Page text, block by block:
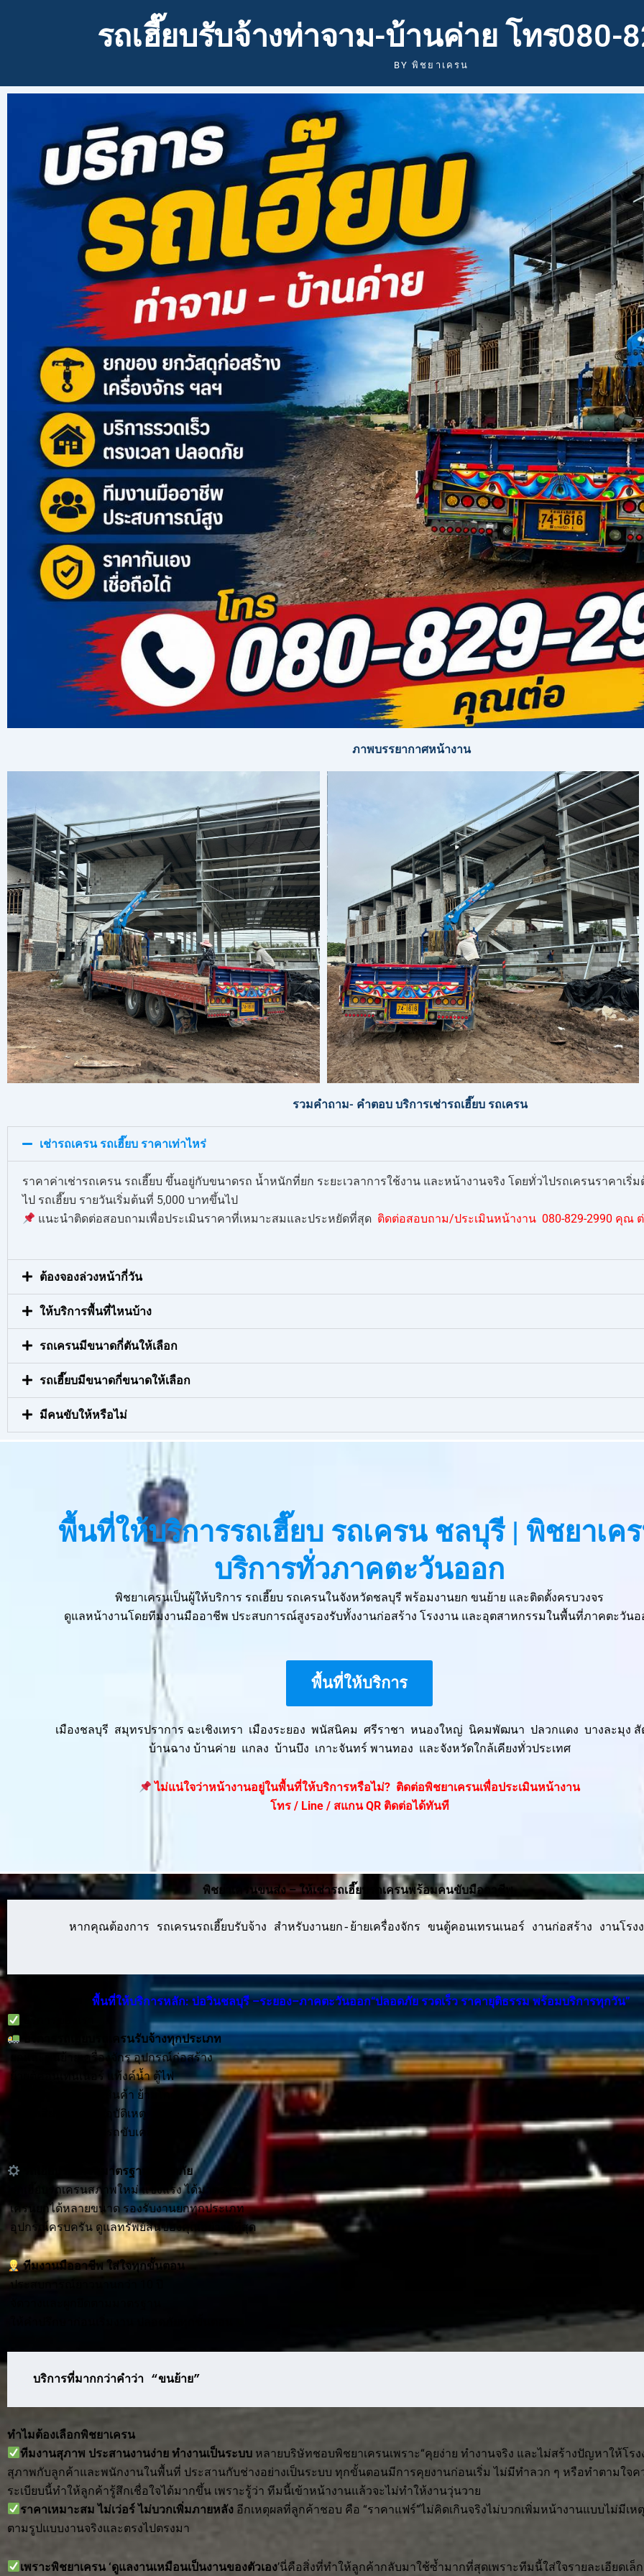
รถเฮี๊ยบรับจ้างท่าจาม-บ้านค่าย โทร080-
BY พิชยาเครน
ภาพบรรยากาศหน้างาน
รวมคำถาม- คำตอบ บริการเช่ารถเฮี๊ยบ รถเครน
เช่ารถเครน รถเฮี๊ยบ ราคาเท่าไหร่
ราคาค่าเช่ารถเครน รถเฮี๊ยบ ขึ้นอยู่กับขนาดรถ น้ำหนักที่ยก ระยะเวลาการใช้งาน และหน้างานจริง โดยทั่วไปรถเครนราคาเ
ไป รถเฮี๊ยบ รายวันเริ่มต้นที่ 5,000 บาทขึ้นไป
แนะนำติดต่อสอบถามเพื่อประเมินราคาที่เหมาะสมและประหยัดที่สุด ติดต่อสอบถาม/ประเมินหน้างาน 080-829-2990 คุณ ต่
ต้องจองล่วงหน้ากี่วัน
ให้บริการพื้นที่ไหนบ้าง
รถเครนมีขนาดกี่ตันให้เลือก
รถเฮี๊ยบมีขนาดกี่ขนาดให้เลือก
มีคนขับให้หรือไม่
พื้นที่ให้บริการรถเฮี๊ยบ รถเครน ชลบุรี | พิชยาเค
บริการทั่วภาคตะวันออก
พิชยาเครนเป็นผู้ให้บริการ รถเฮี๊ยบ รถเครนในจังหวัดชลบุรี พร้อมงานยก ขนย้าย และติดตั้งครบวงจร
ดูแลหน้างานโดยทีมงานมืออาชีพ ประสบการณ์สูงรองรับทั้งงานก่อสร้าง โรงงาน และอุตสาหกรรมในพื้นที่ภาคตะวันอ
พื้นที่ให้บริการ
เมืองชลบุรี สมุทรปราการ ฉะเชิงเทรา เมืองระยอง พนัสนิคม ศรีราชา หนองใหญ่ นิคมพัฒนา ปลวกแดง บางละมุง
บ้านฉาง บ้านค่าย แกลง บ้านบึง เกาะจันทร์ พานทอง และจังหวัดใกล้เคียงทั่วประเทศ
ไม่แน่ใจว่าหน้างานอยู่ในพื้นที่ให้บริการหรือไม่? ติดต่อพิชยาเครนเพื่อประเมินหน้างาน
โทร / Line / สแกน QR ติดต่อได้ทันที
พิชยาเครนขนส่ง – ให้เช่ารถเฮี๊ยบรถเครนพร้อมคนขับมืออาชีพ
หากคุณต้องการ รถเครนรถเฮี๊ยบรับจ้าง สำหรับงานยก-ย้ายเครื่องจักร ขนตู้คอนเทรนเนอร์ งานก่อสร้าง งาน
พื้นที่ให้บริการหลัก: บ่อวินชลบุรี –ระยอง–ภาคตะวันออก“ปลอดภัย รวดเร็ว ราคายุติธรรม พร้อมบริการทุกวัน”
บริการ
รถเฮี๊ยบรถเครนรับจ้างทุกประเภท
ยกและขนย้ายเครื่องจักร อุปกรณ์ก่อสร้าง
ย้ายตู้คอนเทนเนอร์ แท้งค์น้ำ ตู้ไฟ
ขนย้ายเฟอร์นิเจอร์ สินค้า ย้ายโกดัง
ยกรถเสีย รถประสบอุบัติเหตุ
ลากจูงรถที่ไม่สามารถขับเคลื่อนได้
รถเฮี๊ยบรถเครนมาตรฐานปลอดภัย
รถเฮี๊ยบรถเครนสภาพใหม่ แข็งแรง ได้มาตรฐาน
เครนยกได้หลายขนาด รองรับงานยกทุกประเภท
อุปกรณ์ครบครัน ดูแลทรัพย์สินของคุณอย่างดีที่สุด
ทีมงานมืออาชีพ ใส่ใจทุกขั้นตอน
ประสบการณ์ยาวนานกว่า 10 ปี
บริการที่มากกว่าคำว่า “ขนย้าย”
ทำไมต้องเลือกพิชยาเครน
ทีมงานสุภาพ ประสานงานง่าย ทำงานเป็นระบบ หลายบริษัทชอบพิชยาเครนเพราะ“คุยง่าย ทำงานจริง และไม่สร้างปัญหาให้โร
สุภาพกับลูกค้าและพนักงานในพื้นที่ ประสานกับช่างอย่างเป็นระบบ ทุกขั้นตอนมีการคุยงานก่อนเริ่ม ไม่มีทำลวก ๆ หรือทำตามใจค
ระเบียบนี้ทำให้ลูกค้ารู้สึกเชื่อใจได้มากขึ้น เพราะรู้ว่า ทีมนี้เข้าหน้างานแล้วจะไม่ทำให้งานวุ่นวาย
ราคาเหมาะสม ไม่เว่อร์ ไม่บวกเพิ่มภายหลัง อีกเหตุผลที่ลูกค้าชอบ คือ “ราคาแฟร์”ไม่คิดเกินจริงไม่บวกเพิ่มหน้างานแบบไม่มีเห
ตามรูปแบบงานจริงและตรงไปตรงมา
เพราะพิชยาเครน ‘ดูแลงานเหมือนเป็นงานของตัวเอง’นี่คือสิ่งที่ทำให้ลูกค้ากลับมาใช้ซ้ำมากที่สุดเพราะทีมนี้ใส่ใจรายละเอียดเล็